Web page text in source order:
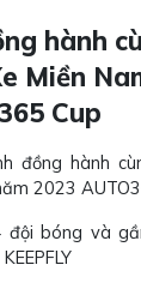
hành
Miền
Cup
đồng hành
2023
bóng và